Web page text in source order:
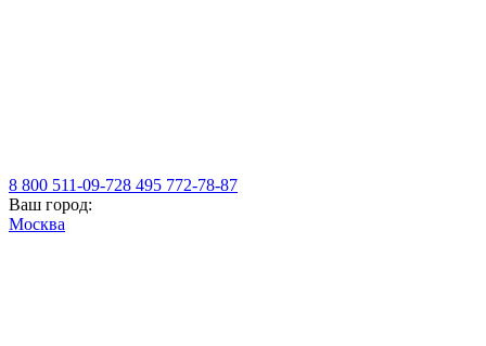
8 800 511-09-728 495 772-78-87
Ваш город:
Москва